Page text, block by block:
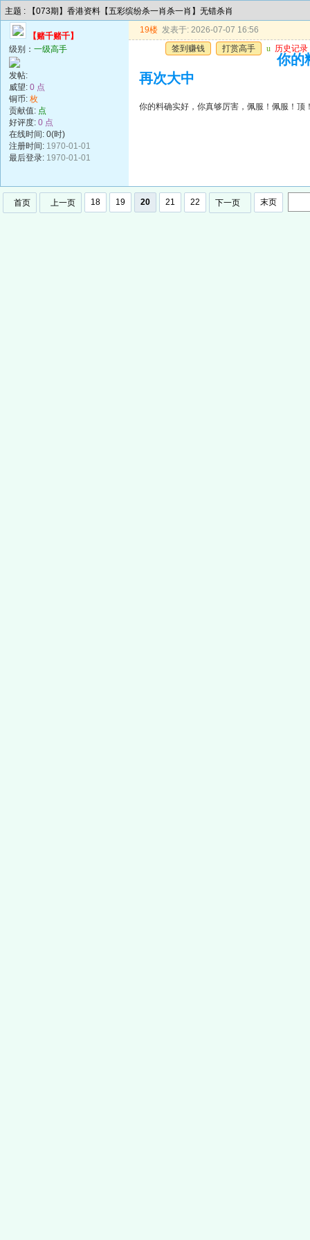
主题 : 【073期】香港资料【五彩缤纷杀一肖杀一肖】无错杀肖
【赌千赌千】
级别： 一级高手
发帖:
威望: 0 点
铜币: 枚
贡献值: 点
好评度: 0 点
在线时间: 0(时)
注册时间: 1970-01-01
最后登录: 1970-01-01
19楼 发表于: 2026-07-07 16:56
签到赚钱
打赏高手 u 历史记录
你的
再次大中
你的料确实好，你真够厉害，佩服！佩服！顶
首页 上一页 18 19 20 21 22 下一页 末页